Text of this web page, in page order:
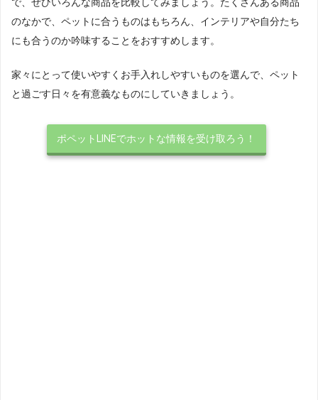
のなかで、ペットに合うものはもちろん、インテリアや自分たち
にも合うのか吟味することをおすすめします。
家々にとって使いやすくお手入れしやすいものを選んで、ペット
と過ごす日々を有意義なものにしていきましょう。
ポペットLINEでホットな情報を受け取ろう！